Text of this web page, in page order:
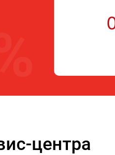
центра